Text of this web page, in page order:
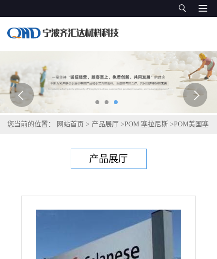
您当前的位置： 网站首页 > 产品展厅 >POM 塞拉尼斯 >POM美国塞
产品展厅